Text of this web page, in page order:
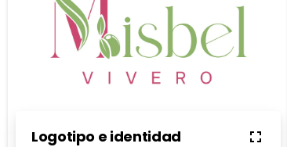
Logotipo e identidad